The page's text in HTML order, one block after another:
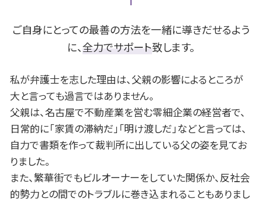
離婚調停 申し立て
自己破産 生活保護
個人再生 住宅ローン
官報 破産
名古屋市 遺留分
豊田市 B型肝炎
名古屋市 不動産 相談
名古屋市 離婚 相談
名古屋市 交通事故 相談
一宮市 不動産 相談
安城市 不動産 相談
安城市 債務整理 相談
岡崎市 遺留分
ご自身にとっての最善の方法を一緒に導きだせるよう
に、全力でサポート致します。
私が弁護士を志した理由は、父親の影響によるところが
大と言っても過言ではありません。
父親は、名古屋で不動産業を営む零細企業の経営者で、
日常的に「家賃の滞納だ」「明け渡しだ」などと言っては、
自力で書類を作って裁判所に出している父の姿を見てお
りました。
また、繁華街でもビルオーナーをしていた関係か、反社会
的勢力との間でのトラブルに巻き込まれることもありまし